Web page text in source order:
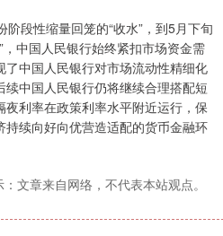
段性缩量回笼的“收水”，到5月下旬
中国人民银行始终紧扣市场资金需
中国人民银行对市场流动性精细化
中国人民银行仍将继续合理搭配短
利率在政策利率水平附近运行，保
续向好向优营造适配的货币金融环
文章来自网络，不代表本站观点。